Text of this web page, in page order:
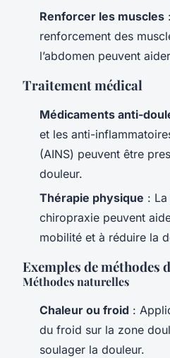
Renforcer les muscles
renforcement des
l’abdomen peuvent
Traitement médical
Médicaments anti-
et les anti-
(AINS) peuvent être
douleur.
Thérapie physique :
chiropraxie peuvent
mobilité et à réduire la
Exemples de méthodes
Méthodes naturelles
Chaleur ou froid :
du froid sur la zone
soulager la douleur.